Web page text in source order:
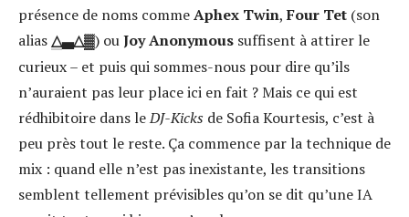
présence de noms commeAphex Twin,Four Tet (son
alias △▃△▓) ouJoy Anonymous suffisent à attirer le
curieux – et puis qui sommes-nous pour dire qu’ils
n’auraient pas leur place ici en fait ? Mais ce qui est
rédhibitoire dans leDJ-Kicks de Sofia Kourtesis, c’est à
peu près tout le reste. Ça commence par la technique de
mix : quand elle n’est pas inexistante, les transitions
semblent tellement prévisibles qu’on se dit qu’une IA